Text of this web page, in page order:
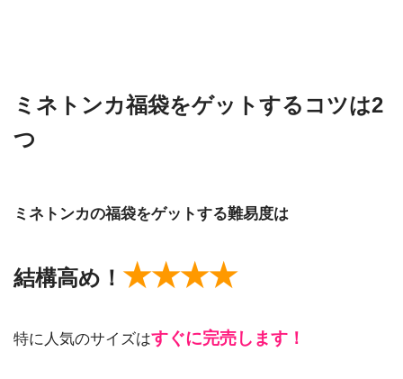
ミネトンカ福袋をゲットするコツは2
つ
ミネトンカの福袋をゲットする難易度は
結構高め！ ★★★★
特に人気のサイズはすぐに完売します！